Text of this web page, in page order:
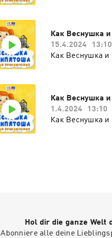
Как Веснушка
15.4.2024
13:10
Как Веснушка и
Как Веснушка
1.4.2024
13:10
Как Веснушка и
Hol dir die ganze Welt
Abonniere alle deine